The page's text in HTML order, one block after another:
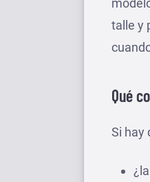
talle y
Qué
Si hay